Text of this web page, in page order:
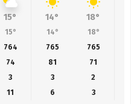
15° 14° 18°
15° 14° 18°
764 765 765
74 81 71
3 3
2
11 6 3